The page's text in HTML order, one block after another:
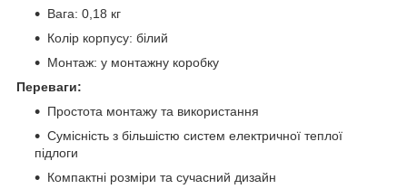
Вага: 0,18 кг
Колір корпусу: білий
Монтаж: у монтажну коробку
Переваги:
Простота монтажу та використання
Сумісність з більшістю систем електричної теплої
підлоги
Компактні розміри та сучасний дизайн